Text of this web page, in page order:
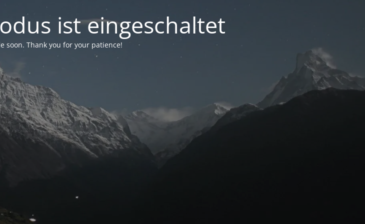
ist eingeschaltet
soon. Thank you for your patience!